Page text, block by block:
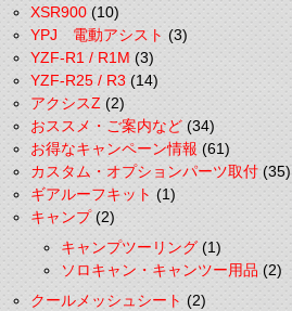
XSR900(10)
YPJ 電動アシスト(3)
YZF-R1 / R1M(3)
YZF-R25 / R3(14)
アクシスZ(2)
おススメ・ご案内など(34)
お得なキャンペーン情報(61)
カスタム・オプションパーツ取付(35)
ギアルーフキット(1)
キャンプ(2)
キャンプツーリング(1)
ソロキャン・キャンツー用品(2)
クールメッシュシート(2)